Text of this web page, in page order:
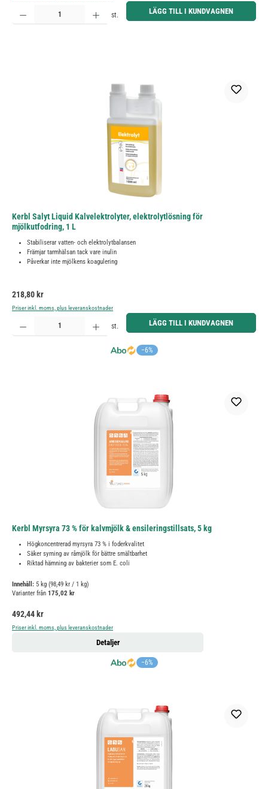
Produktkvantitet: Ange önskat belopp eller använd knapparna för att öka eller minska kvantiteten.
st. LÄGG TILL I KUNDVAGNEN
Kerbl Salyt Liquid Kalvelektrolyter, elektrolytlösning för
mjölkutfodring, 1 L
Stabiliserar vatten- och elektrolytbalansen
Främjar tarmhälsan tack vare inulin
Påverkar inte mjölkens koagulering
Ordinarie pris:
218,80 kr
Priser inkl. moms, plus leveranskostnader
−6%
Produktkvantitet: Ange önskat belopp eller använd knapparna för att öka eller minska kvantiteten.
st. LÄGG TILL I KUNDVAGNEN
Kerbl Myrsyra 73 % för kalvmjölk & ensileringstillsats, 5 kg
Högkoncentrerad myrsyra 73 % i foderkvalitet
Säker syrning av råmjölk för bättre smältbarhet
Riktad hämning av bakterier som E. coli
Innehåll: 5 kg (98,49 kr / 1 kg)
Varianter från 175,02 kr
Ordinarie pris:
492,44 kr
Priser inkl. moms, plus leveranskostnader
−6%
Detaljer